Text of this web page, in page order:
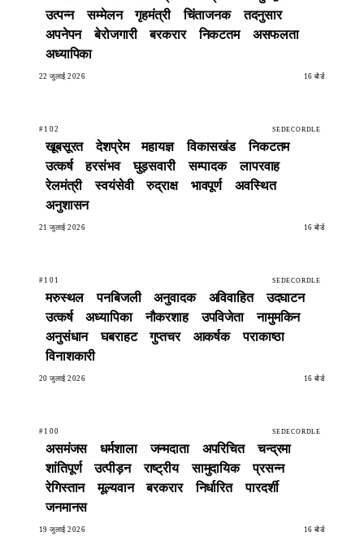
उत्पन्न
सम्मेलन गृहमंत्री चिंताजनक
तदनुसार
अपनेपन
बेरोजगारी बरकरार निकटतम
असफलता
अध्यापिका
22 जुलाई 2026 16 बोर्ड
#102 SEDECORDLE
खूबसूरत देशप्रेम महायज्ञ विकासखंड
निकटतम
उत्कर्ष
हरसंभव घुड़सवारी सम्पादक
लापरवाह
रेलमंत्री
स्वयंसेवी रुद्राक्ष भावपूर्ण
अवस्थित
अनुशासन
21 जुलाई 2026 16 बोर्ड
#101 SEDECORDLE
मरुस्थल पनबिजली अनुवादक अविवाहित
उदघाटन
उत्कर्ष
अध्यापिका नौकरशाह उपविजेता
नामुमकिन
अनुसंधान
घबराहट गुप्तचर आकर्षक
पराकाष्ठा
विनाशकारी
20 जुलाई 2026 16 बोर्ड
#100 SEDECORDLE
असमंजस धर्मशाला जन्मदाता अपरिचित
चन्द्रमा
शांतिपूर्ण
उत्पीड़न राष्ट्रीय सामुदायिक
प्रसन्न
रेगिस्तान
मूल्यवान बरकरार निर्धारित
पारदर्शी
जनमानस
19 जुलाई 2026 16 बोर्ड